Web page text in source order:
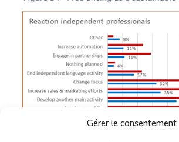
Gérer le consentement